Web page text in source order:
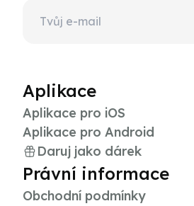
Aplikace
Aplikace pro iOS
Aplikace pro Android
Daruj jako dárek
Právní informace
Obchodní podmínky